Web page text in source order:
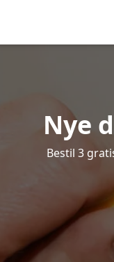
Nye
Bestil 3